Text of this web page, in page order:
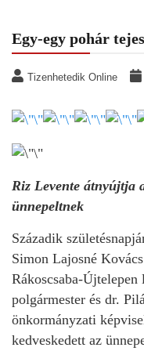
Egy-egy pohár
Tizenhetedik Online
Riz Levente átnyújtja
ünnepeltnek
Századik
Simon Lajosné
Rákoscsaba-
polgármester és dr.
önkormányzati
kedveskedett az